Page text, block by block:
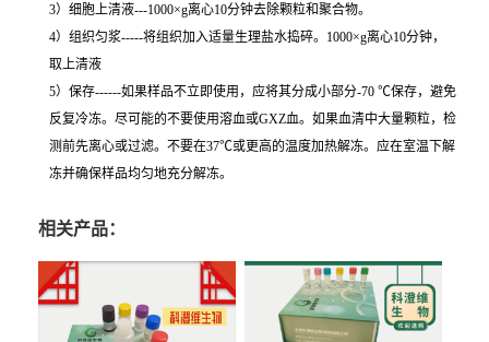
3）细胞上清液---1000×g离心10分钟去除颗粒和聚合物。
4）组织匀浆-----将组织加入适量生理盐水捣碎。1000×g离心10分钟，
取上清液
5）保存------如果样品不立即使用，应将其分成小部分-70 ℃保存，避免
反复冷冻。尽可能的不要使用溶血或GXZ血。如果血清中大量颗粒，检
测前先离心或过滤。不要在37℃或更高的温度加热解冻。应在室温下解
冻并确保样品均匀地充分解冻。
相关产品：